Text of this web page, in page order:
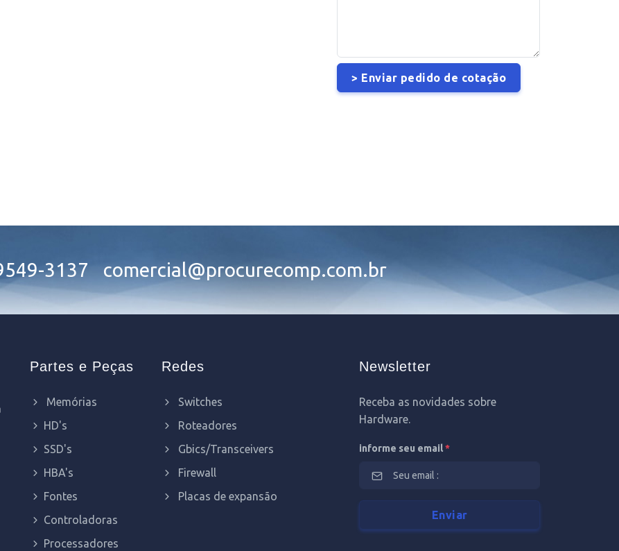
3137 comercial@procurecomp.com.br
Partes e Peças
Memórias
HD's
SSD's
HBA's
Fontes
Controladoras
Processadores
Redes
Switches
Roteadores
Gbics/Transceivers
Firewall
Placas de expansão
Newsletter
Receba as novidades sobre
Hardware.
informe seu email*